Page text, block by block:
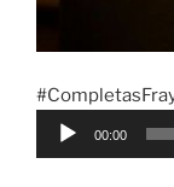
Reproductor
00:00